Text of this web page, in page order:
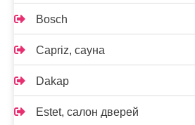
Bosch
Capriz, сауна
Dakap
Estet, салон дверей